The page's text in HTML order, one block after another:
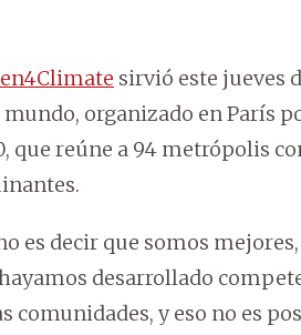
sirvió este jueves
organizado en París
que reúne a 94 metrópolis
es decir que somos
desarrollado
comunidades, y eso no es